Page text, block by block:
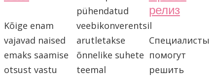
Kõige enam
vajavad naised
emaks saamise
otsust vastu
pühendatud
veebikonverentsil
arutletakse
õnnelike suhete
teemal
релиз
Специалисты
помогут
решить